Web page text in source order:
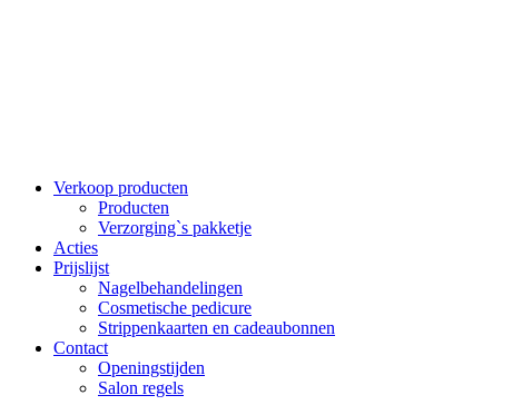
Verkoop producten
Producten
Verzorging`s pakketje
Acties
Prijslijst
Nagelbehandelingen
Cosmetische pedicure
Strippenkaarten en cadeaubonnen
Contact
Openingstijden
Salon regels